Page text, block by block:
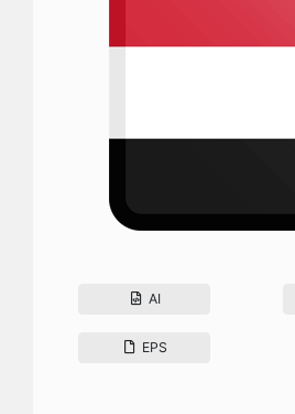
AI
EPS